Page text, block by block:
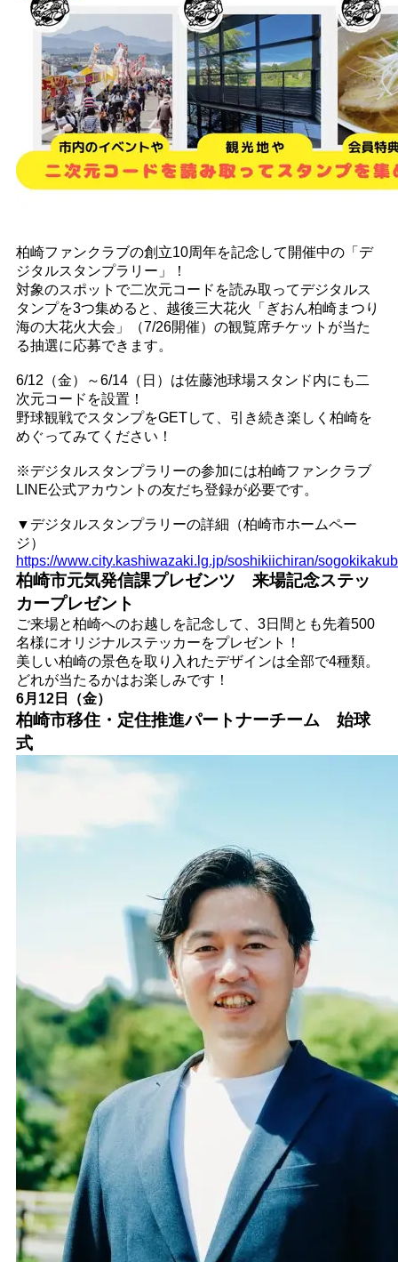
柏崎ファンクラブの創立10周年を記念して開催中の「デ
ジタルスタンプラリー」！
対象のスポットで二次元コードを読み取ってデジタルス
タンプを3つ集めると、越後三大花火「ぎおん柏崎まつり
海の大花火大会」（7/26開催）の観覧席チケットが当た
る抽選に応募できます。
6/12（金）～6/14（日）は佐藤池球場スタンド内にも二
次元コードを設置！
野球観戦でスタンプをGETして、引き続き楽しく柏崎を
めぐってみてください！
※デジタルスタンプラリーの参加には柏崎ファンクラブ
LINE公式アカウントの友だち登録が必要です。
▼デジタルスタンプラリーの詳細（柏崎市ホームペー
ジ）
https://www.city.kashiwazaki.lg.jp/soshikiichiran/
柏崎市元気発信課プレゼンツ 来場記念ステッ
カープレゼント
ご来場と柏崎へのお越しを記念して、3日間とも先着500
名様にオリジナルステッカーをプレゼント！
美しい柏崎の景色を取り入れたデザインは全部で4種類。
どれが当たるかはお楽しみです！
6月12日（金）
柏崎市移住・定住推進パートナーチーム 始球
式